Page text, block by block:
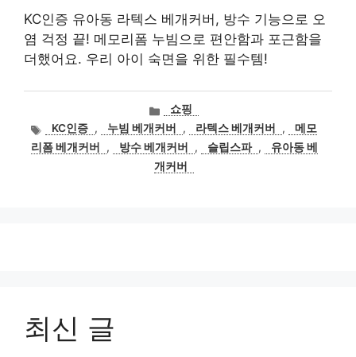
KC인증 유아동 라텍스 베개커버, 방수 기능으로 오
염 걱정 끝! 메모리폼 누빔으로 편안함과 포근함을
더했어요. 우리 아이 숙면을 위한 필수템!
카
테
고
리
쇼핑
태
그
KC인증 , 누빔 베개커버 , 라텍스 베개커버 ,
메모
리폼 베개커버
, 방수 베개커버 , 슬립스파 ,
유아동 베
개커버
최신 글